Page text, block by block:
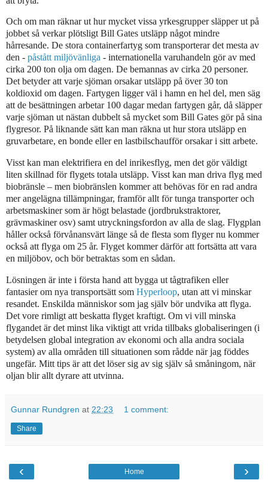
Och om man räknar ut hur mycket vissa yrkesgrupper släpper ut på
jobbet så verkar plötsligt Bill Gates utsläpp något mindre
hårresande. De stora containerfartyg som transporterar det mesta av
den - påstått miljövänliga - internationella varuhandeln gör av med
cirka 200 ton olja om dagen. De bemannas av cirka 20 personer.
Det betyder att varje sjöman orsakar utsläpp på över 30 ton
koldioxid om dagen. Fartygen ligger väl i hamn en hel del, men säg
att de besättningen arbetar 100 dagar medan fartygen går, då släpper
varje sjöman ut nästan dubbelt så mycket som Bill Gates gör på sina
flygresor. På liknande sätt kan man räkna ut hur stora utsläpp en
gruvarbetare, en bonde eller en lastbilschaufför orsakar i sitt arbete.
Visst kan man elektrifiera en del inrikesflyg, men det gör väldigt
liten skillnad för flygets totala utsläpp. Visst kan man driva flyg med
biobränsle – men biobränslen kommer att behövas för en rad andra
mer angelägna tillämpningar, framför allt för tunga transporter och
arbetsmaskiner som är högt belastade (jordbrukstraktorer,
grävmaskiner osv) samt utryckningsfordon av alla de slag. Flygplan
håller också förvånansvärt länge så de flesta som flyger nu kommer
också att flyga om 25 år. Flyget kommer därför att fortsätta att vara
en miljöbov, och bör betraktas som en sådan.
Lösningen är inte i första hand att bygga ut tågtrafiken eller
fantasier om nya transportsätt som Hyperloop, utan att vi minskar
resandet. Enskilda människor som jag själv bör undvika att flyga.
Det vore rimligt att beskatta flyget kraftigt. Om vi vill minska
flygandet är det minst lika viktigt att vrida tillbaks globaliseringen (i
betydelsen global integration av ekonomi och alla andra sociala
system) av alla områden till situationen som rådde när jag föddes
ungefär. Mitt tips är att det löser sig av sig själv så småningom, när
oljan blir allt dyrare att utvinna.
Gunnar Rundgren at 22:23 1 comment:
Share
‹ ›
Home